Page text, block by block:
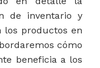
de inventario y
los productos en
cómo
beneficia a los